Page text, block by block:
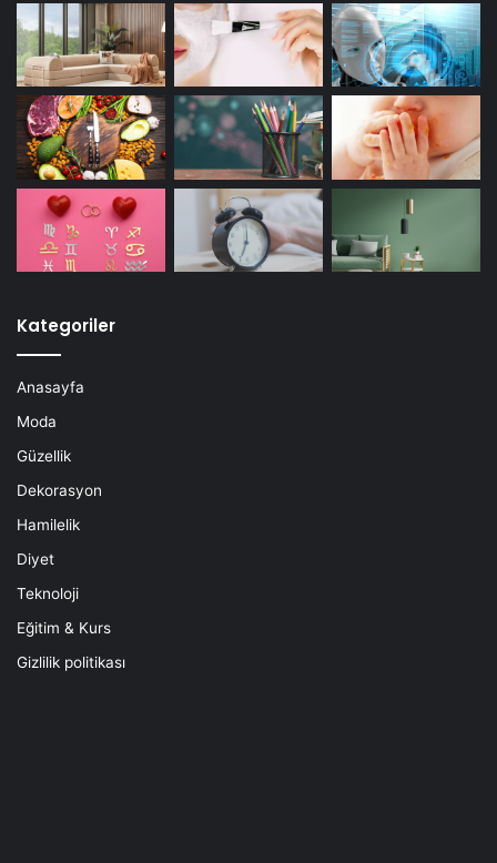
Kategoriler
Anasayfa
Moda
Güzellik
Dekorasyon
Hamilelik
Diyet
Teknoloji
Eğitim & Kurs
Gizlilik politikası